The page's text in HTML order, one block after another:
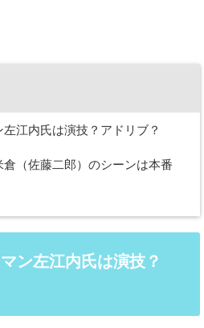
江内氏は演技？アドリブ？
（佐藤二郎）のシーンは本番
ン左江内氏は演技？